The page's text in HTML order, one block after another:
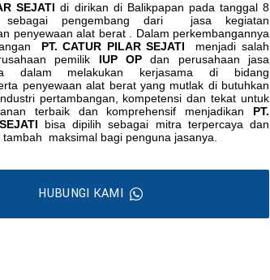
SEJATI di dirikan di Balikpapan pada tanggal 8
pengembang dari
jasa kegiatan
penyewaan alat berat . Dalam perkembangannya
PT. CATUR PILAR SEJATI
menjadi salah
pemilik IUP OPdan perusahaan jasa
dalam melakukan kerjasama di bidang
penyewaan alat berat yang mutlak di butuhkan
pertambangan, kompetensi dan tekat untuk
terbaik dan komprehensif menjadikan PT.
bisa dipilih sebagai mitra terpercaya dan
tambah
maksimal bagi penguna jasanya.
HUBUNGI KAMI